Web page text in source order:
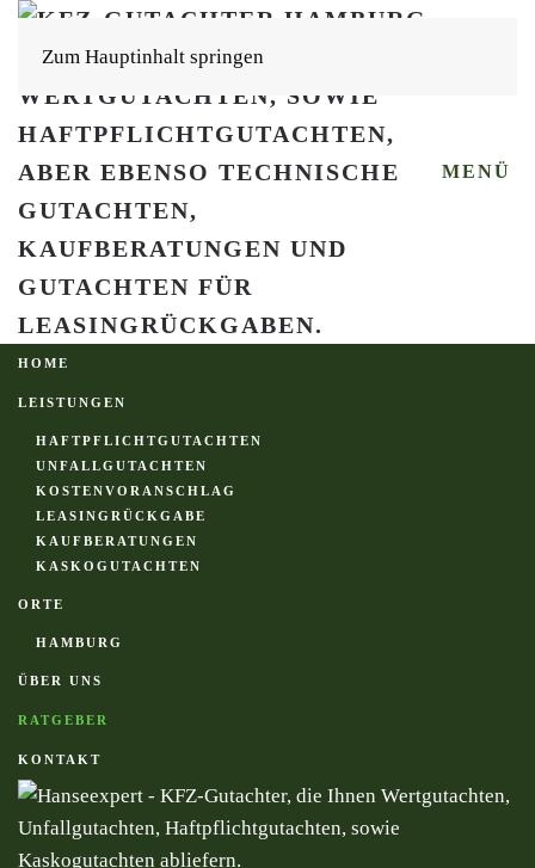
Zum Hauptinhalt springen
MENÜ
HOME
LEISTUNGEN
HAFTPFLICHTGUTACHTEN
UNFALLGUTACHTEN
KOSTENVORANSCHLAG
LEASINGRÜCKGABE
KAUFBERATUNGEN
KASKOGUTACHTEN
ORTE
HAMBURG
ÜBER UNS
RATGEBER
KONTAKT